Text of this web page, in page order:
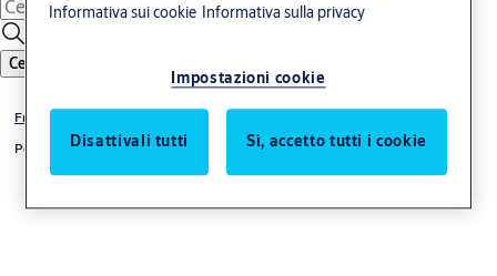
Cerca
Frontali per incontri elettrici
Porte blindate
Informativa sui cookie Informativa sulla privacy
Impostazioni cookie
Disattivali tutti Sì, accetto tutti i cookie